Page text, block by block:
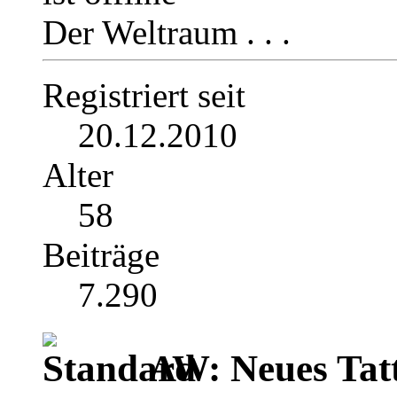
Der Weltraum . . .
Registriert seit
20.12.2010
Alter
58
Beiträge
7.290
AW: Neues